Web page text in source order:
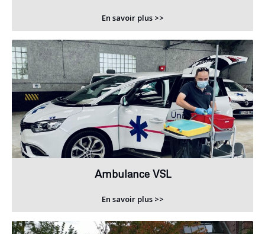
En savoir plus >>
Ambulance VSL
En savoir plus >>